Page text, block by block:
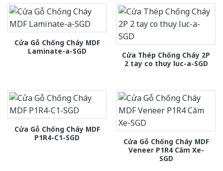
Cửa Gỗ Chống Cháy MDF
Laminate-a-SGD
Cửa Thép Chống Cháy 2P
2 tay co thuy luc-a-SGD
Cửa Gỗ Chống Cháy MDF
P1R4-C1-SGD
Cửa Gỗ Chống Cháy MDF
Veneer P1R4 Căm Xe-
SGD